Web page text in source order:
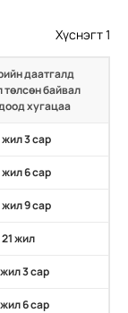
Хүснэгт 1
даатгалд
байвал
хугацаа
3 сар
6 сар
9 сар
21 жил
3 сар
6 сар